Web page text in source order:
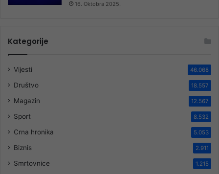
16. Oktobra 2025.
Kategorije
Vijesti 46.068
Društvo 18.557
Magazin 12.567
Sport 8.532
Crna hronika 5.053
Biznis 2.911
Smrtovnice 1.215